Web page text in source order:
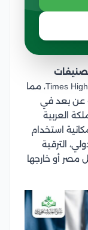
مثل تصنيفات QS و Times Higher Education، مما
عن بعد في
العربية
استخدام
الترقية
مصر أو خارجها